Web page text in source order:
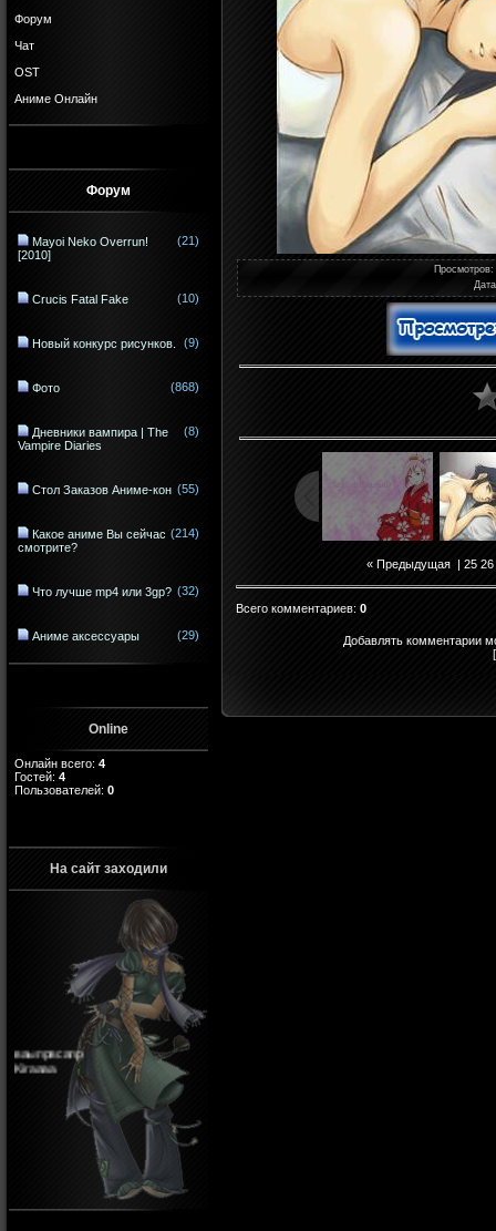
Форум
Чат
OST
Аниме Онлайн
Форум
Mayoi Neko Overrun!
[2010]
(21)
Crucis Fatal Fake (10)
Новый конкурс рисунков. (9)
Фото (868)
Дневники вампира | The
Vampire Diaries
(8)
Стол Заказов Аниме-кон (55)
Какое аниме Вы сейчас
смотрите?
(214)
Что лучше mp4 или 3gp? (32)
Аниме аксессуары (29)
Online
Онлайн всего: 4
Гостей: 4
Пользователей: 0
На сайт заходили
ваыпрвсапр
Kiraaaa
Просмотров:
Дата
« Предыдущая | 25 26
Всего комментариев: 0
Добавлять комментарии